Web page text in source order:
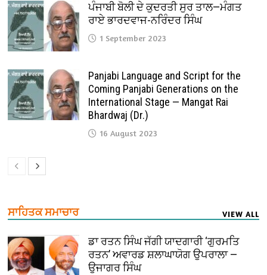
ਪੰਜਾਬੀ ਬੋਲੀ ਦੇ ਕੁਦਰਤੀ ਸੁਰ ਤਾਲ—ਮੰਗਤ
ਰਾਏ ਭਾਰਦਵਾਜ-ਨਰਿੰਦਰ ਸਿੰਘ
1 September 2023
Panjabi Language and Script for the
Coming Panjabi Generations on the
International Stage — Mangat Rai
Bhardwaj (Dr.)
16 August 2023
ਸਾਹਿਤਕ ਸਮਾਚਾਰ VIEW ALL
ਡਾ ਰਤਨ ਸਿੰਘ ਜੱਗੀ ਯਾਦਗਾਰੀ ‘ਗੁਰਮਤਿ
ਰਤਨ’ ਅਵਾਰਡ ਸ਼ਲਾਘਾਯੋਗ ਉਪਰਾਲਾ —
ਉਜਾਗਰ ਸਿੰਘ